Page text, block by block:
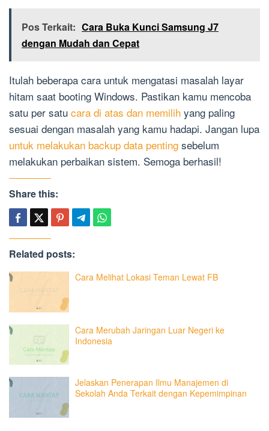
Pos Terkait: Cara Buka Kunci Samsung J7
dengan Mudah dan Cepat
Itulah beberapa cara untuk mengatasi masalah layar
hitam saat booting Windows. Pastikan kamu mencoba
satu per satu cara di atas dan memilih yang paling
sesuai dengan masalah yang kamu hadapi. Jangan lupa
untuk melakukan backup data penting sebelum
melakukan perbaikan sistem. Semoga berhasil!
Share this:
Related posts:
Cara Melihat Lokasi Teman Lewat FB
Cara Merubah Jaringan Luar Negeri ke
Indonesia
Jelaskan Penerapan Ilmu Manajemen di
Sekolah Anda Terkait dengan Kepemimpinan